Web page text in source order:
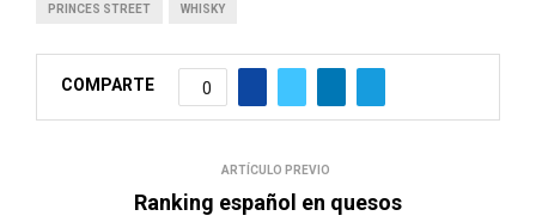
PRINCES STREET WHISKY
COMPARTE 0
ARTÍCULO PREVIO
Ranking español en quesos